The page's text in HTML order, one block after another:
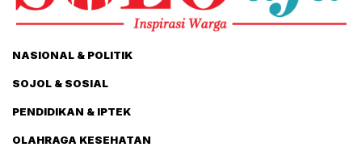
NASIONAL & POLITIK
SOJOL & SOSIAL
PENDIDIKAN & IPTEK
OLAHRAGA KESEHATAN